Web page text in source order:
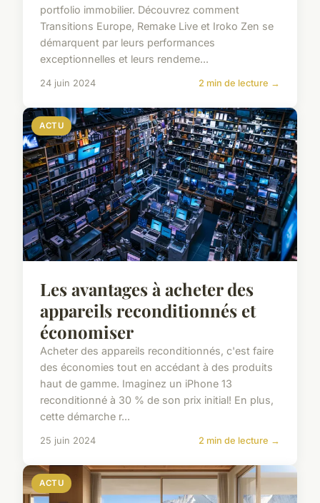
portfolio immobilier. Découvrez comment
Transitions Europe, Remake Live et Iroko Zen se
démarquent par leurs performances
exceptionnelles et leurs rendeme...
24 juin 2024 2 min de lecture →
ACTU
Les avantages à acheter des
appareils reconditionnés et
économiser
Acheter des appareils reconditionnés, c'est faire
des économies tout en accédant à des produits
haut de gamme. Imaginez un iPhone 13
reconditionné à 30 % de son prix initial! En plus,
cette démarche r...
25 juin 2024 2 min de lecture →
ACTU